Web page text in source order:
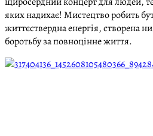
яких надихає! Мистецтво робить
життєствердна енергія, створена
боротьбу за повноцінне життя.